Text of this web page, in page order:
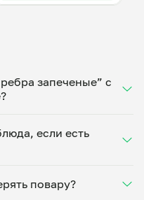
запеченые” с
свежее
прямо с плиты.
в личном
напрямую в
если есть
снизит
повару?